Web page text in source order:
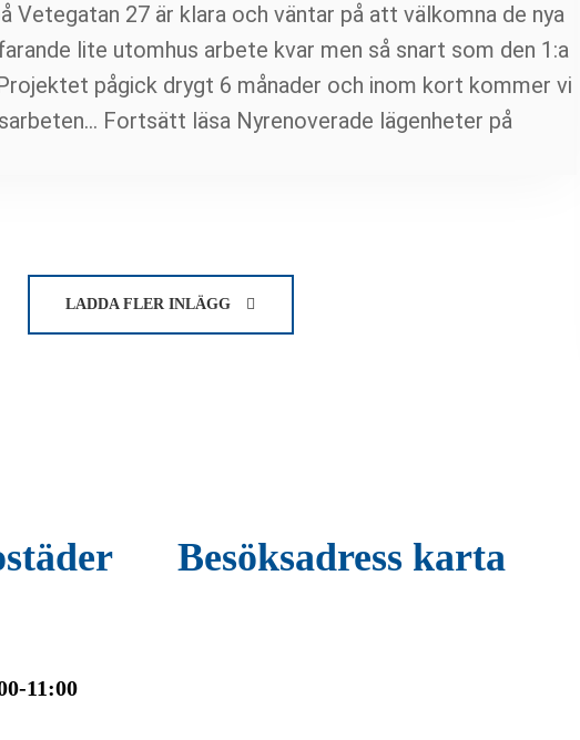
Vetegatan 27 är klara och väntar på att välkomna de nya
lite utomhus arbete kvar men så snart som den 1:a
pågick drygt 6 månader och inom kort kommer vi
Fortsätt läsa Nyrenoverade lägenheter på
LADDA FLER INLÄGG
11:00
Besöksadress karta